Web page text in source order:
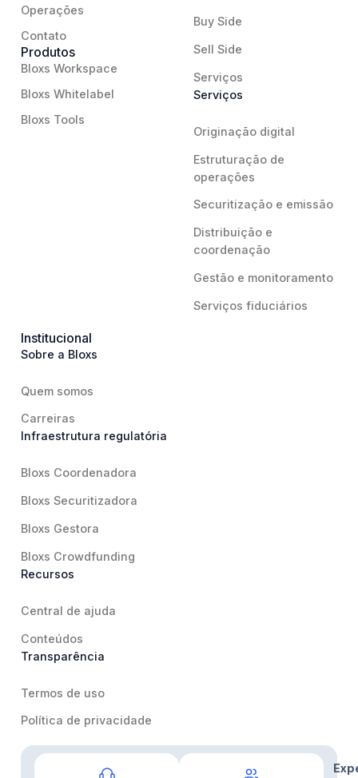
Operações
Contato
Produtos
Bloxs Workspace
Bloxs Whitelabel
Bloxs Tools
Buy Side
Sell Side
Serviços
Serviços
Originação digital
Estruturação de
operações
Securitização e emissão
Distribuição e
coordenação
Gestão e monitoramento
Serviços fiduciários
Institucional
Sobre a Bloxs
Quem somos
Carreiras
Infraestrutura regulatória
Bloxs Coordenadora
Bloxs Securitizadora
Bloxs Gestora
Bloxs Crowdfunding
Recursos
Central de ajuda
Conteúdos
Transparência
Termos de uso
Política de privacidade